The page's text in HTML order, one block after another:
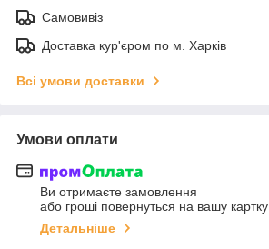
Самовивіз
Доставка кур'єром по м. Харків
Всі умови доставки
Умови оплати
Ви отримаєте замовлення
або гроші повернуться на вашу картку
Детальніше